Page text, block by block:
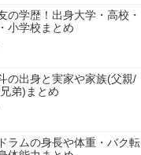
の学歴！出身大学・高校・
小学校まとめ
の出身と実家や家族(父親/
弟)まとめ
ラムの身長や体重・バク転